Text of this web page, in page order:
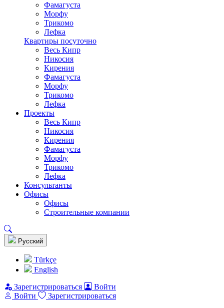
Фамагуста
Морфу
Трикомо
Лефка
Квартиры посуточно
Весь Кипр
Никосия
Кирения
Фамагуста
Морфу
Трикомо
Лефка
Проекты
Весь Кипр
Никосия
Кирения
Фамагуста
Морфу
Трикомо
Лефка
Консультанты
Офисы
Офисы
Строительные компании
Pусский
Türkçe
English
Зарегистрироваться
Войти
Войти
Зарегистрироваться